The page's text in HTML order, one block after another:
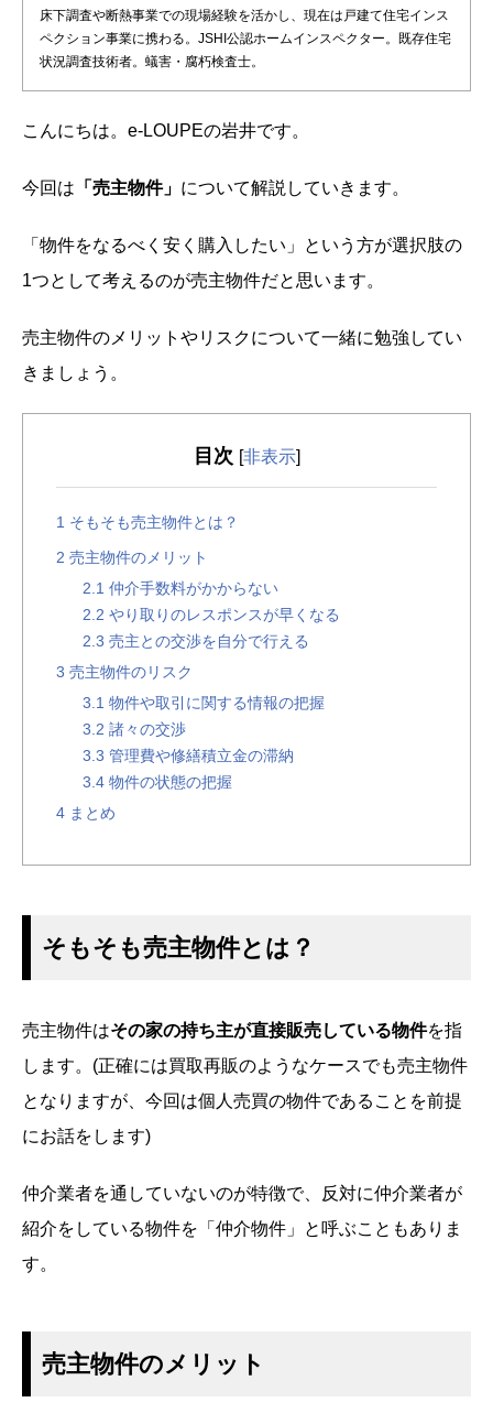
床下調査や断熱事業での現場経験を活かし、現在は戸建て住宅インス
ペクション事業に携わる。JSHI公認ホームインスペクター。既存住宅
状況調査技術者。蟻害・腐朽検査士。
こんにちは。e-LOUPEの岩井です。
今回は 「売主物件」 について解説していきます。
「物件をなるべく安く購入したい」という方が選択肢の
1つとして考えるのが売主物件だと思います。
売主物件のメリットやリスクについて一緒に勉強してい
きましょう。
目次 [非表示]
1 そもそも売主物件とは？
2 売主物件のメリット
2.1 仲介手数料がかからない
2.2 やり取りのレスポンスが早くなる
2.3 売主との交渉を自分で行える
3 売主物件のリスク
3.1 物件や取引に関する情報の把握
3.2 諸々の交渉
3.3 管理費や修繕積立金の滞納
3.4 物件の状態の把握
4 まとめ
そもそも売主物件とは？
売主物件はその家の持ち主が直接販売している物件を指
します。(正確には買取再販のようなケースでも売主物件
となりますが、今回は個人売買の物件であることを前提
にお話をします)
仲介業者を通していないのが特徴で、反対に仲介業者が
紹介をしている物件を「仲介物件」と呼ぶこともありま
す。
売主物件のメリット